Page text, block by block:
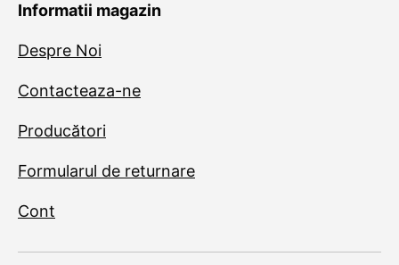
Informatii magazin
Despre Noi
Contacteaza-ne
Producători
Formularul de returnare
Cont